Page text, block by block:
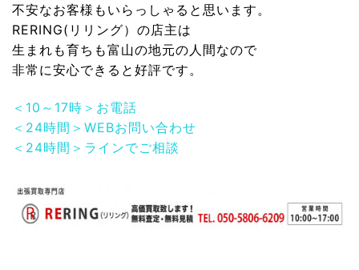
不安なお客様もいらっしゃると思います。
RERING(リリング） の店主は
生まれも育ちも富山の地元の人間なので
非常に安心できると好評です。
＜10～17時＞お電話
＜24時間＞WEBお問い合わせ
＜24時間＞ラインでご相談